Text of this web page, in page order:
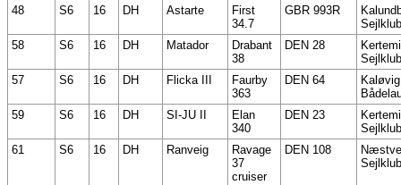
48
S6 16 DH Astarte
First
34.7
GBR 993R
Sejlklub
58
S6 16 DH Matador
Drabant
38
DEN 28
Sejlklub
57
S6 16 DH Flicka III
Faurby
363
DEN 64
Kaløvig
59
S6 16 DH SI-JU II
Elan
340
DEN 23
Sejlklub
61
S6 16 DH Ranveig
Ravage
37
cruiser
DEN 108
Sejlklub